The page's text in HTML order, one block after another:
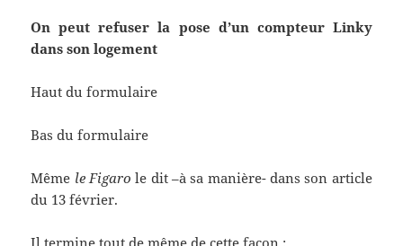
On peut refuser la pose d’un compteur Linky
dans son logement
Haut du formulaire
Bas du formulaire
Même le Figaro le dit –à sa manière- dans son article
du 13 février.